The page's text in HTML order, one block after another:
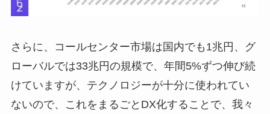
さらに、コールセンター市場は国内でも1兆円、グ
ローバルでは33兆円の規模で、年間5%ずつ伸び続
けていますが、テクノロジーが十分に使われてい
ないので、これをまるごとDX化することで、我々